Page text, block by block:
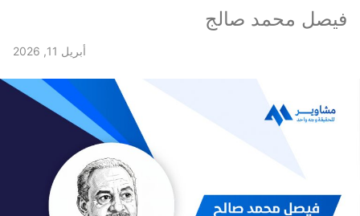
فيصل محمد صالج
أبريل 11, 2026